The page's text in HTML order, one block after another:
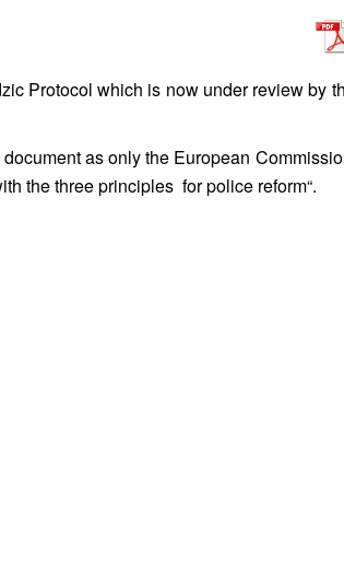
Protocol which is now under review by
as only the European
thethreeprinciples for police reform“.